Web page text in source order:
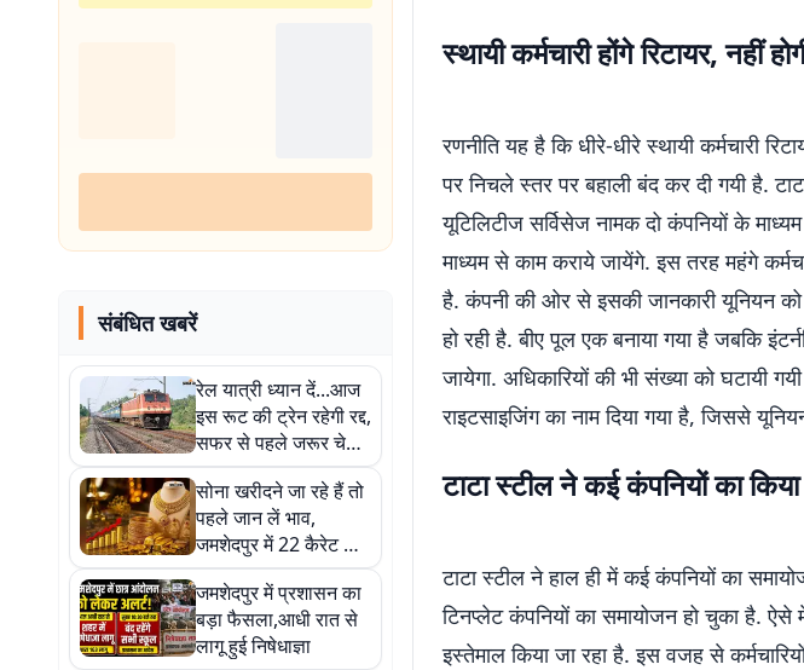
संबंधित खबरें
रेल यात्री ध्यान दें...आज
इस रूट की ट्रेन रहेगी रद्द,
सफर से पहले जरूर चेक
करें
सोना खरीदने जा रहे हैं तो
पहले जान लें भाव,
जमशेदपुर में 22 कैरेट की
कीमत इतनी
जमशेदपुर में प्रशासन का
बड़ा फैसला,आधी रात से
लागू हुई निषेधाज्ञा
स्थायी कर्मचारी होंगे रिटायर, नहीं
रणनीति यह है कि धीरे-धीरे स्थायी कर्मचारी
पर निचले स्तर पर बहाली बंद कर दी गयी है.
यूटिलिटीज सर्विसेज नामक दो कंपनियों के
माध्यम से काम कराये जायेंगे. इस तरह महंगे
है. कंपनी की ओर से इसकी जानकारी यूनियन को
हो रही है. बीए पूल एक बनाया गया है जबकि
जायेगा. अधिकारियों की भी संख्या को घटायी
राइटसाइजिंग का नाम दिया गया है, जिससे
टाटा स्टील ने कई कंपनियों का
टाटा स्टील ने हाल ही में कई कंपनियों का
टिनप्लेट कंपनियों का समायोजन हो चुका है. ऐसे
इस्तेमाल किया जा रहा है. इस वजह से